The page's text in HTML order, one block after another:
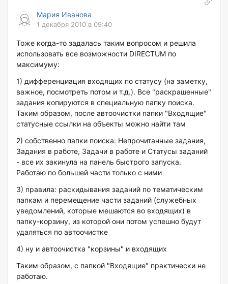
Мария Иванова
1 декабря 2010 в 09:40
Тоже когда-то задалась таким вопросом и решила
использовать все возможности DIRECTUM по
максимуму:
1) дифференциация входящих по статусу (на заметку,
важное, посмотреть потом и т.д.). Все "раскрашенные"
задания копируются в специальную папку поиска.
Таким образом, после автоочистки папки "Входящие"
статусные ссылки на объекты можно найти там
2) собственно папки поиска: Непрочитанные задания,
Задания в работе, Задачи в работе и Статусы заданий
- все их закинула на панель быстрого запуска.
Работаю по большей части только с ними
3) правила: раскидывания заданий по тематическим
папкам и перемещение части заданий (служебных
уведомлений, которые мешаются во входящих) в
папку-корзину, из которой они потом успешно будут
удаляться по автоочистке
4) ну и автоочистка "корзины" и входящих
Таким образом, с папкой "Входящие" практически не
работаю.